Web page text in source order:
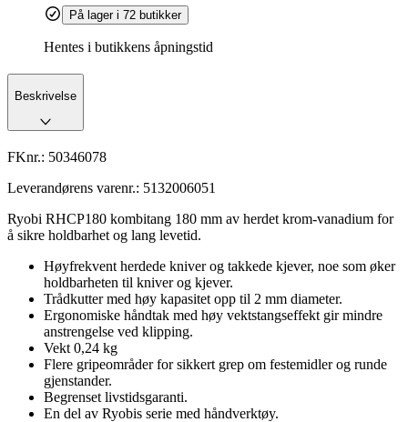
På lager i 72 butikker
Hentes i butikkens åpningstid
Beskrivelse
FKnr.: 50346078
Leverandørens varenr.: 5132006051
Ryobi RHCP180 kombitang 180 mm av herdet krom-vanadium for
å sikre holdbarhet og lang levetid.
Høyfrekvent herdede kniver og takkede kjever, noe som øker
holdbarheten til kniver og kjever.
Trådkutter med høy kapasitet opp til 2 mm diameter.
Ergonomiske håndtak med høy vektstangseffekt gir mindre
anstrengelse ved klipping.
Vekt 0,24 kg
Flere gripeområder for sikkert grep om festemidler og runde
gjenstander.
Begrenset livstidsgaranti.
En del av Ryobis serie med håndverktøy.